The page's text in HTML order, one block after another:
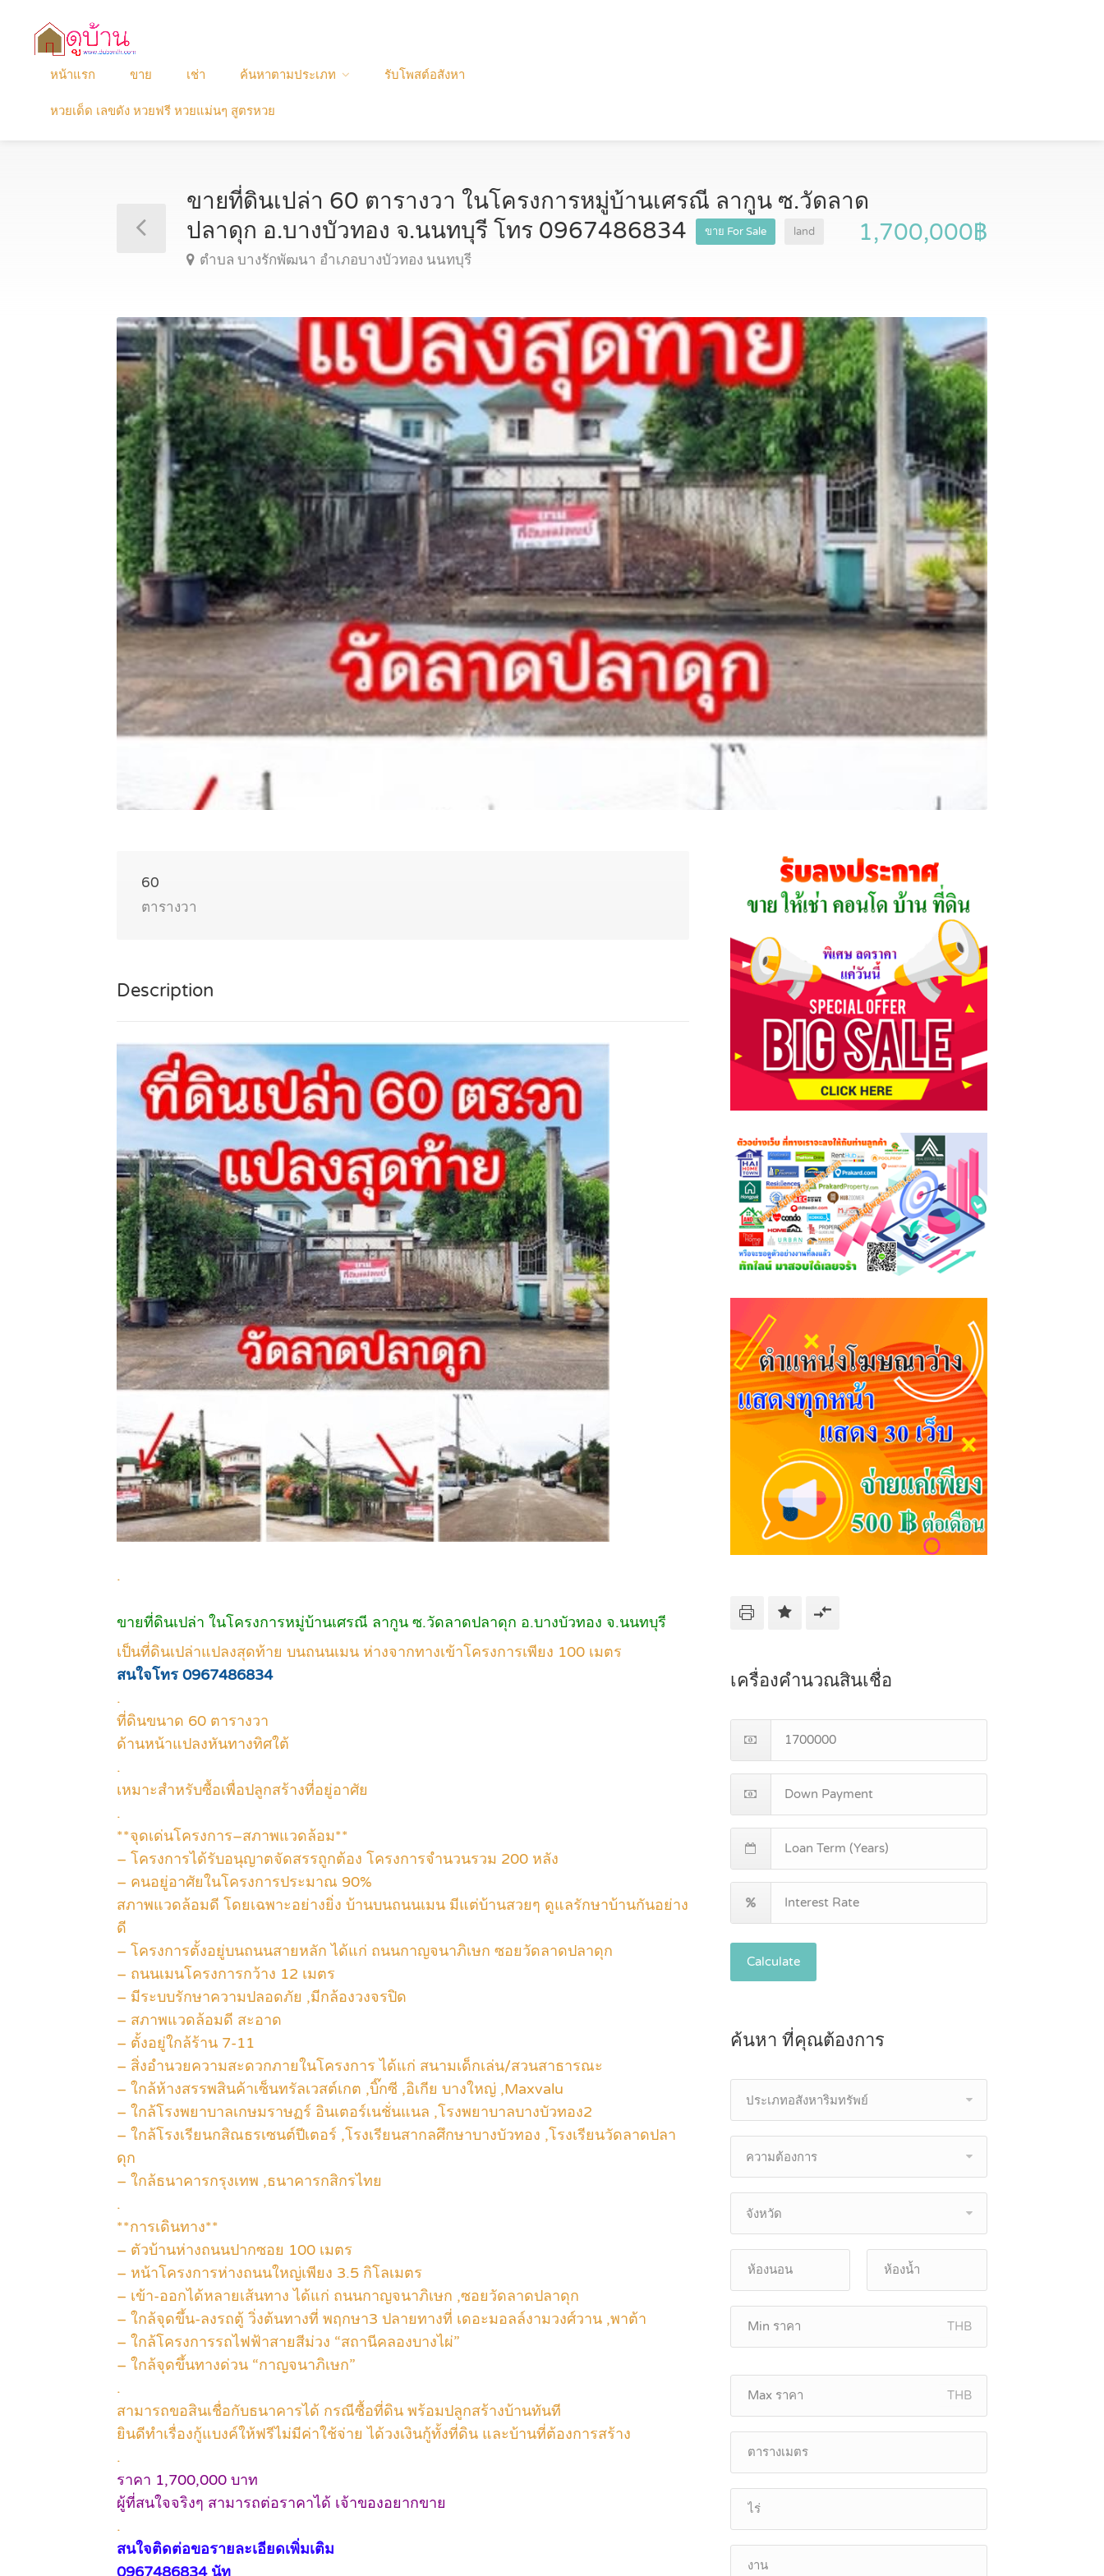
หน้าแรก ขาย เช่า ค้นหาตามประเภท รับโพสต์อสังหา
หวยเด็ด เลขดัง หวยฟรี หวยแม่นๆ สูตรหวย
ขายที่ดินเปล่า 60 ตารางวา ในโครงการหมู่บ้านเศรณี ลากูน ซ.วัดลาด
ปลาดุก อ.บางบัวทอง จ.นนทบุรี โทร 0967486834
ขาย For Sale land
ตำบล บางรักพัฒนา อำเภอบางบัวทอง นนทบุรี
1,700,000฿
60
ตารางวา
Description
.
ขายที่ดินเปล่า ในโครงการหมู่บ้านเศรณี ลากูน ซ.วัดลาดปลาดุก อ.บางบัวทอง จ.นนทบุรี
เป็นที่ดินเปล่าแปลงสุดท้าย บนถนนเมน ห่างจากทางเข้าโครงการเพียง 100 เมตร
สนใจโทร 0967486834
.
ที่ดินขนาด 60 ตารางวา
ด้านหน้าแปลงหันทางทิศใต้
.
เหมาะสำหรับซื้อเพื่อปลูกสร้างที่อยู่อาศัย
.
**จุดเด่นโครงการ–สภาพแวดล้อม**
– โครงการได้รับอนุญาตจัดสรรถูกต้อง โครงการจำนวนรวม 200 หลัง
– คนอยู่อาศัยในโครงการประมาณ 90%
สภาพแวดล้อมดี โดยเฉพาะอย่างยิ่ง บ้านบนถนนเมน มีแต่บ้านสวยๆ ดูแลรักษาบ้านกันอย่าง
ดี
– โครงการตั้งอยู่บนถนนสายหลัก ได้แก่ ถนนกาญจนาภิเษก ซอยวัดลาดปลาดุก
– ถนนเมนโครงการกว้าง 12 เมตร
– มีระบบรักษาความปลอดภัย ,มีกล้องวงจรปิด
– สภาพแวดล้อมดี สะอาด
– ตั้งอยู่ใกล้ร้าน 7-11
– สิ่งอำนวยความสะดวกภายในโครงการ ได้แก่ สนามเด็กเล่น/สวนสาธารณะ
– ใกล้ห้างสรรพสินค้าเซ็นทรัลเวสต์เกต ,บิ๊กซี ,อิเกีย บางใหญ่ ,Maxvalu
– ใกล้โรงพยาบาลเกษมราษฏร์ อินเตอร์เนชั่นแนล ,โรงพยาบาลบางบัวทอง2
– ใกล้โรงเรียนกสิณธรเซนต์ปีเตอร์ ,โรงเรียนสากลศึกษาบางบัวทอง ,โรงเรียนวัดลาดปลา
ดุก
– ใกล้ธนาคารกรุงเทพ ,ธนาคารกสิกรไทย
.
**การเดินทาง**
– ตัวบ้านห่างถนนปากซอย 100 เมตร
– หน้าโครงการห่างถนนใหญ่เพียง 3.5 กิโลเมตร
– เข้า-ออกได้หลายเส้นทาง ได้แก่ ถนนกาญจนาภิเษก ,ซอยวัดลาดปลาดุก
– ใกล้จุดขึ้น-ลงรถตู้ วิ่งต้นทางที่ พฤกษา3 ปลายทางที่ เดอะมอลล์งามวงศ์วาน ,พาต้า
– ใกล้โครงการรถไฟฟ้าสายสีม่วง “สถานีคลองบางไผ่”
– ใกล้จุดขึ้นทางด่วน “กาญจนาภิเษก”
.
สามารถขอสินเชื่อกับธนาคารได้ กรณีซื้อที่ดิน พร้อมปลูกสร้างบ้านทันที
ยินดีทำเรื่องกู้แบงค์ให้ฟรีไม่มีค่าใช้จ่าย ได้วงเงินกู้ทั้งที่ดิน และบ้านที่ต้องการสร้าง
.
ราคา 1,700,000 บาท
ผู้ที่สนใจจริงๆ สามารถต่อราคาได้ เจ้าของอยากขาย
.
สนใจติดต่อขอรายละเอียดเพิ่มเติม
0967486834 นัท
เครื่องคำนวณสินเชื่อ
Calculate
ค้นหา ที่คุณต้องการ
ประเภทอสังหาริมทรัพย์
ความต้องการ
จังหวัด
THB
THB